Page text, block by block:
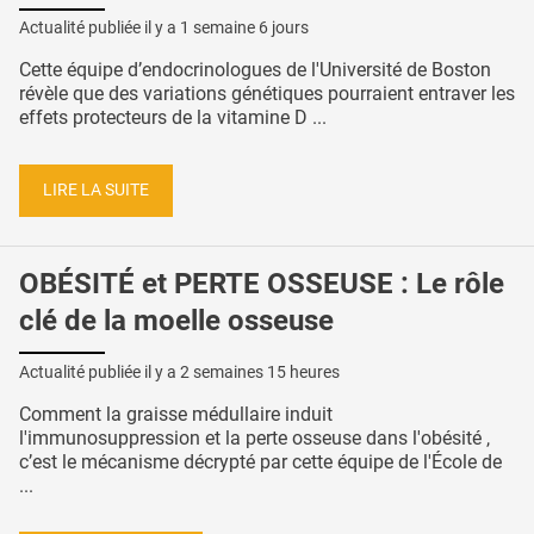
Actualité publiée il y a 1 semaine 6 jours
Cette équipe d’endocrinologues de l'Université de Boston
révèle que des variations génétiques pourraient entraver les
effets protecteurs de la vitamine D ...
LIRE LA SUITE
OBÉSITÉ et PERTE OSSEUSE : Le rôle
clé de la moelle osseuse
Actualité publiée il y a 2 semaines 15 heures
Comment la graisse médullaire induit
l'immunosuppression et la perte osseuse dans l'obésité ,
c’est le mécanisme décrypté par cette équipe de l'École de
...